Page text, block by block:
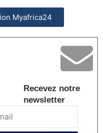
Myafrica24
Recevez notre
newsletter